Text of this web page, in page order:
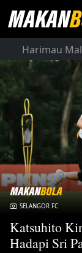
Harimau
SELANGOR FC
Katsuhito
Hadapi Sri